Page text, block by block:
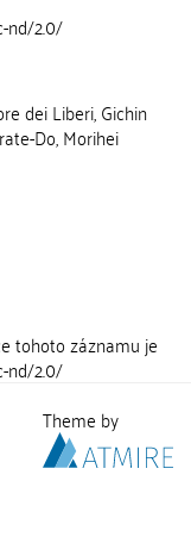
nd/2.0/
dei Liberi, Gichin
Do, Morihei
tohoto záznamu je
nd/2.0/
Theme by